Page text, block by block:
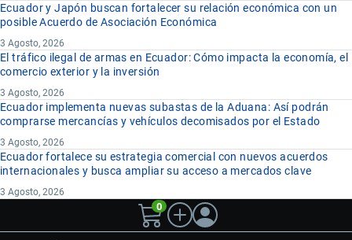
Ecuador y Japón buscan fortalecer su relación económica con un
posible Acuerdo de Asociación Económica
3 Agosto, 2026
El tráfico ilegal de armas en Ecuador: Cómo impacta la economía, el
comercio exterior y la inversión
3 Agosto, 2026
Ecuador implementa nuevas subastas de la Aduana: Así podrán
comprarse mercancías y vehículos decomisados por el Estado
3 Agosto, 2026
Ecuador fortalece su estrategia comercial con nuevos acuerdos
internacionales y busca ampliar su acceso a mercados clave
3 Agosto, 2026
0